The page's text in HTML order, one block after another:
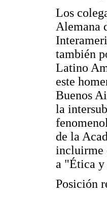
Los
Alemana
también
Latino
este
Buenos
la
de la
incluirme
a "Ética
Posición